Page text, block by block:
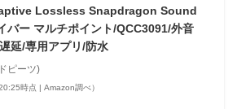
Lossless Snapdragon Sound
バー マルチポイント/QCC3091/外音
延/専用アプリ/防水
ピーツ)
時点 | Amazon調べ）